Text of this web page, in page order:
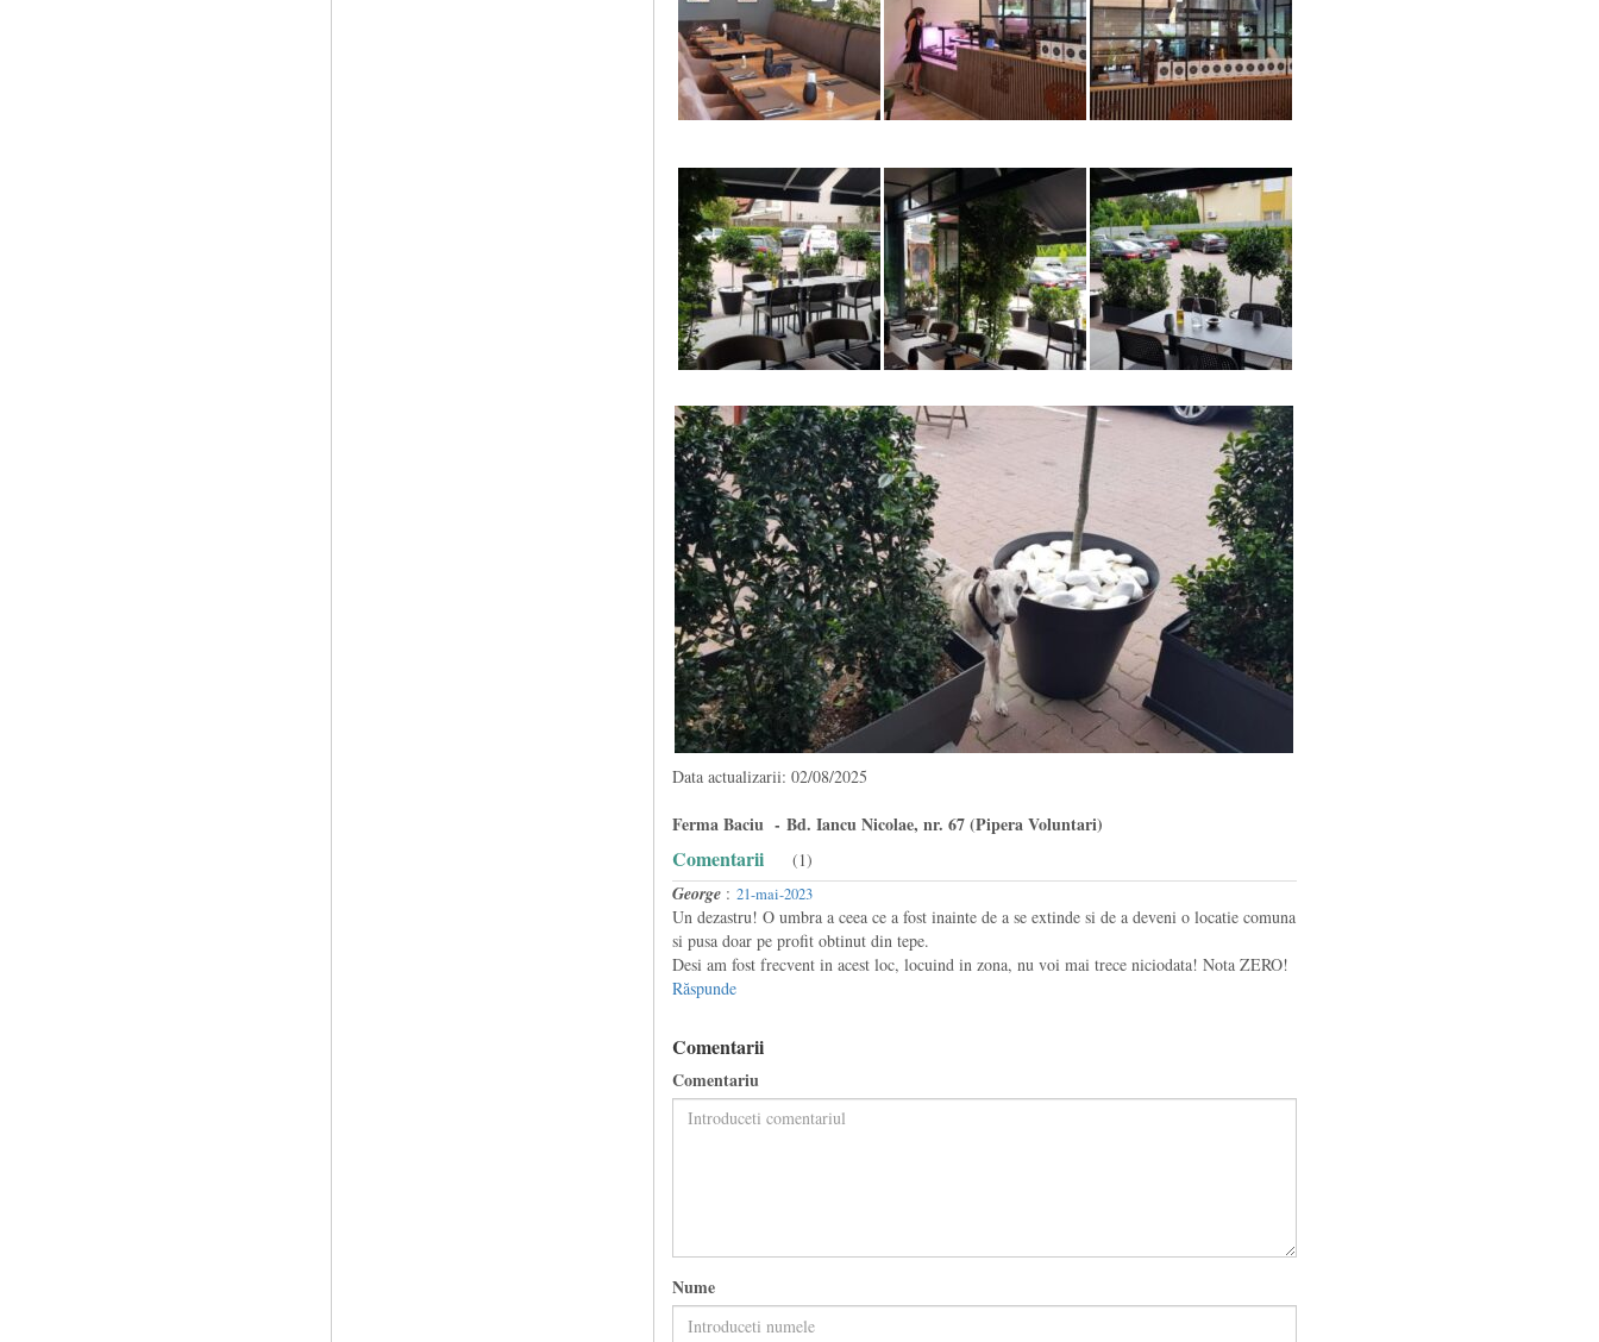
Data actualizarii: 02/08/2025
Ferma Baciu - Bd. Iancu Nicolae, nr. 67 (Pipera Voluntari)
Comentarii (1)
George: 21-mai-2023
Un dezastru! O umbra a ceea ce a fost inainte de a se extinde si de a deveni o locatie comuna
si pusa doar pe profit obtinut din tepe.
Desi am fost frecvent in acest loc, locuind in zona, nu voi mai trece niciodata! Nota ZERO!
Răspunde
Comentarii
Comentariu
Nume